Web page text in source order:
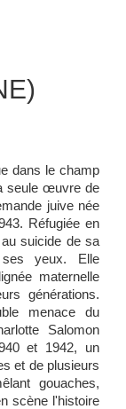
dans le champ
seule œuvre de
juive née
Réfugiée en
suicide de sa
yeux. Elle
maternelle
générations.
menace du
Salomon
et 1942, un
et de plusieurs
gouaches,
scène l'histoire